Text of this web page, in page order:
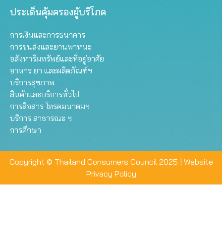
ประเด็นคุ้มครองผู้บริโภค
การเงินและการธนาคาร
การขนส่งและยานพาหนะ
อสังหาริมทรัพย์และที่อยู่อาศัย
อาหาร ยา และผลิตภัณฑ์ฯ
บริการสุขภาพ
สินค้าและบริการทั่วไป
การสื่อสาร โทรคมนาคมฯ
บริการ สาธารณะ ฯ
การศึกษา
Copyright © Thailand Consumers Council 2025 | Website
Privacy Policy